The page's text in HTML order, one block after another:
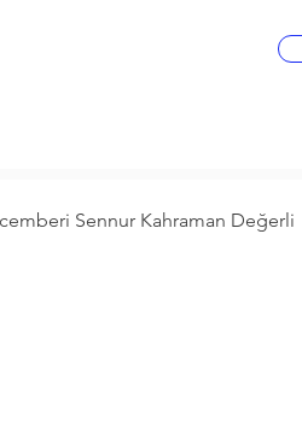
Sennur Kahraman Değerli